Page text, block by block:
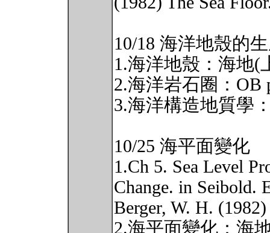
10/18 海洋地殼的
1.海洋地殼：海地(
2.海洋岩石圈：OB
3.海洋構造地質學
10/25 海平面變化
1.Ch 5. Sea Level
Change. in Seibold.
Berger, W. H.
2.海平面變化：海